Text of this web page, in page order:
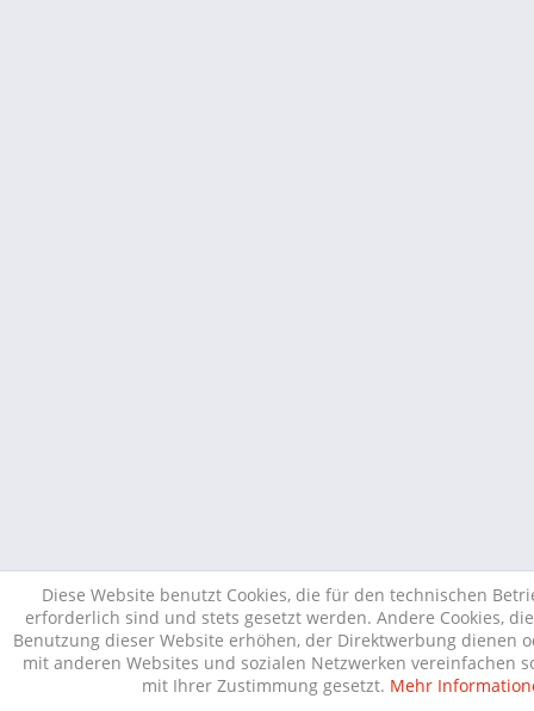
Diese Website benutzt Cookies, die für den technischen
erforderlich sind und stets gesetzt werden. Andere Cookies,
Benutzung dieser Website erhöhen, der Direktwerbung dienen
mit anderen Websites und sozialen Netzwerken vereinfachen
mit Ihrer Zustimmung gesetzt. Mehr